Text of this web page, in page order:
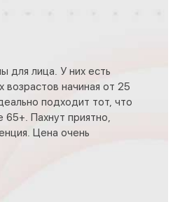
для лица. У них есть
возрастов начиная от 25
подходит тот, что
Пахнут приятно,
Цена очень